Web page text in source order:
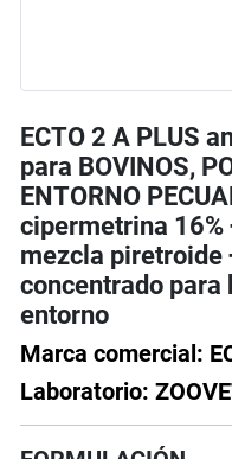
ECTO 2 A PLUS
para BOVINOS,
ENTORNO
cipermetrina
mezcla piretroide
concentrado para
entorno
Marca comercial:
Laboratorio: